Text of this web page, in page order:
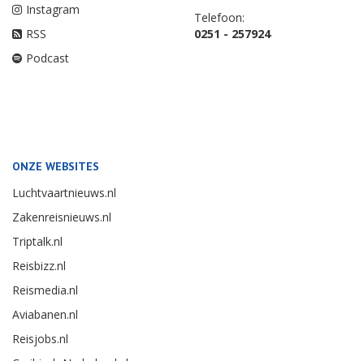
Instagram
RSS
Podcast
Telefoon:
0251 - 257924
ONZE WEBSITES
Luchtvaartnieuws.nl
Zakenreisnieuws.nl
Triptalk.nl
Reisbizz.nl
Reismedia.nl
Aviabanen.nl
Reisjobs.nl